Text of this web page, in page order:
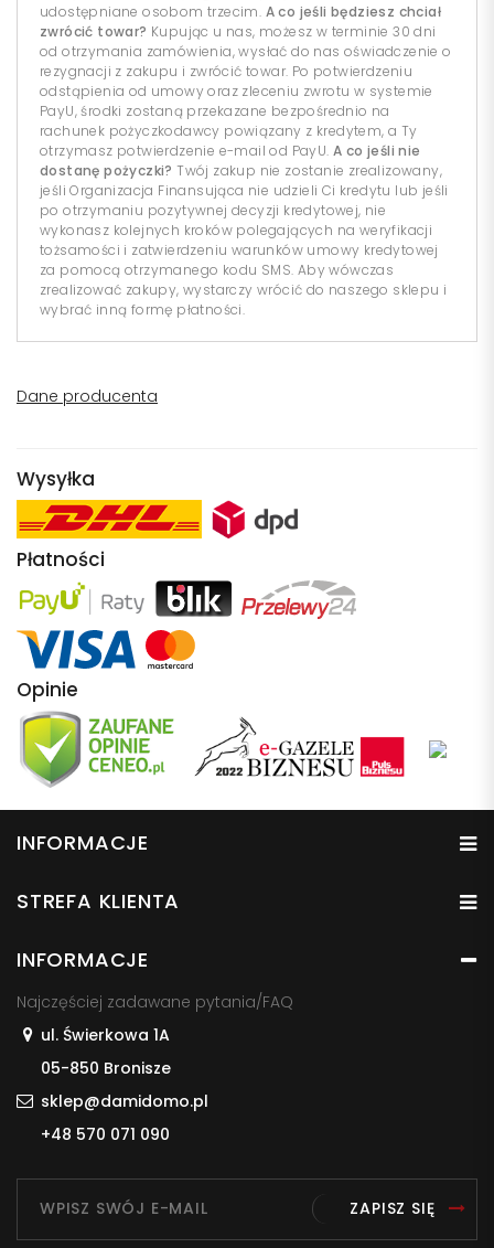
udostępniane osobom trzecim. A co jeśli będziesz chciał
zwrócić towar? Kupując u nas, możesz w terminie 30 dni
od otrzymania zamówienia, wysłać do nas oświadczenie o
rezygnacji z zakupu i zwrócić towar. Po potwierdzeniu
odstąpienia od umowy oraz zleceniu zwrotu w systemie
PayU, środki zostaną przekazane bezpośrednio na
rachunek pożyczkodawcy powiązany z kredytem, a Ty
otrzymasz potwierdzenie e-mail od PayU. A co jeśli nie
dostanę pożyczki? Twój zakup nie zostanie zrealizowany,
jeśli Organizacja Finansująca nie udzieli Ci kredytu lub jeśli
po otrzymaniu pozytywnej decyzji kredytowej, nie
wykonasz kolejnych kroków polegających na weryfikacji
tożsamości i zatwierdzeniu warunków umowy kredytowej
za pomocą otrzymanego kodu SMS. Aby wówczas
zrealizować zakupy, wystarczy wrócić do naszego sklepu i
wybrać inną formę płatności.
Dane producenta
Wysyłka
Płatności
Opinie
INFORMACJE
STREFA KLIENTA
INFORMACJE
Najczęściej zadawane pytania/FAQ
ul. Świerkowa 1A
05-850 Bronisze
sklep@damidomo.pl
+48 570 071 090
ZAPISZ SIĘ